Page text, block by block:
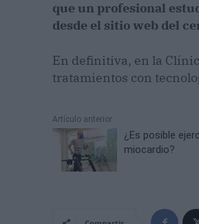
que un profesional
desde el sitio web del
En definitiva, en la
tratamientos con
Artículo anterior
¿Es posible
miocardio?